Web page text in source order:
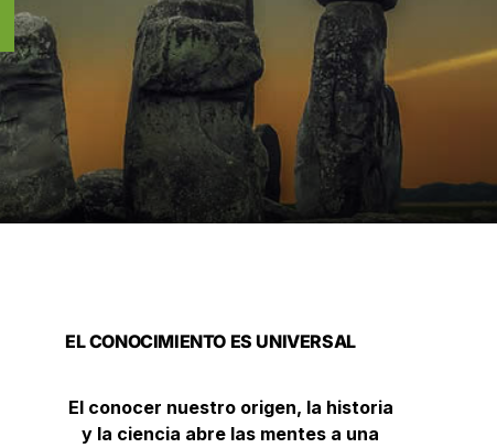
EL CONOCIMIENTO ES UNIVERSAL
El conocer nuestro origen, la historia
y la ciencia abre las mentes a una